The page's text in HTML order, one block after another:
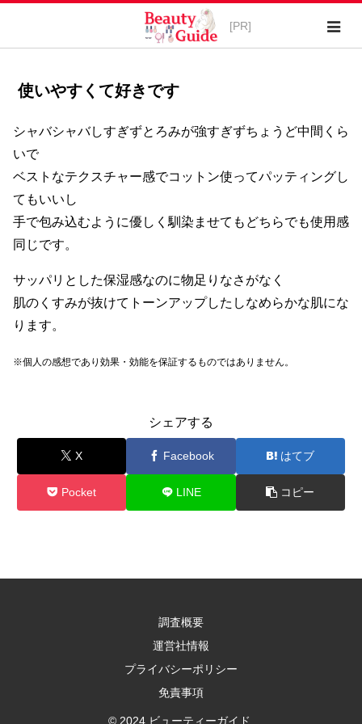
使いやすくて好きです
シャバシャバしすぎずとろみが強すぎずちょうど中間くら
いで
ベストなテクスチャー感でコットン使ってパッティングし
てもいいし
手で包み込むように優しく馴染ませてもどちらでも使用感
同じです。
サッパリとした保湿感なのに物足りなさがなく
肌のくすみが抜けてトーンアップしたしなめらかな肌にな
ります。
※個人の感想であり効果・効能を保証するものではありません。
シェアする
X Facebook はてブ
Pocket LINE コピー
調査概要
運営社情報
プライバシーポリシー
免責事項
© 2024 ビューティーガイド.